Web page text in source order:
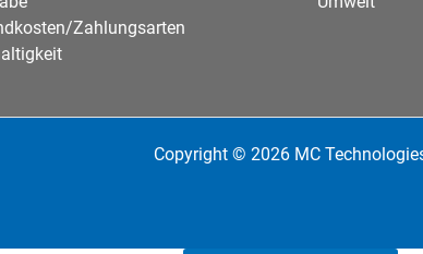
Zahlungsarten
Copyright © 2026 MC